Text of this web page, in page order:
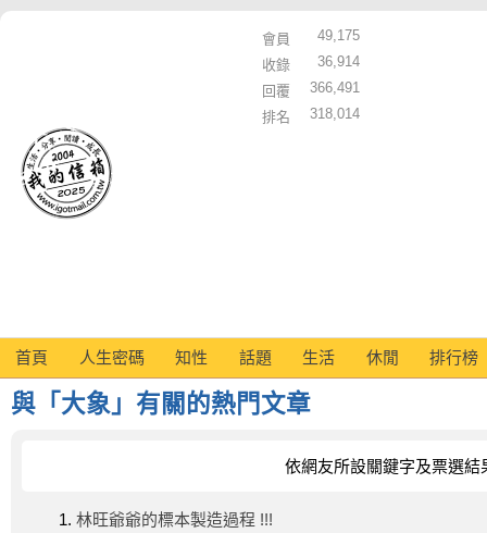
會員
49,175
收錄
36,914
回覆
366,491
排名
318,014
首頁 人生密碼 知性 話題 生活 休閒 排行榜
與「大象」有關的熱門文章
依網友所設關鍵字及票選結
林旺爺爺的標本製造過程 !!!